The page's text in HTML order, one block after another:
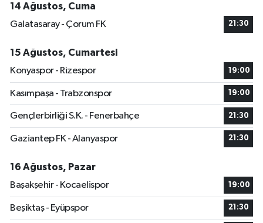
14 Ağustos, Cuma
Galatasaray - Çorum FK
21:30
15 Ağustos, Cumartesi
Konyaspor - Rizespor
19:00
Kasımpaşa - Trabzonspor 19:00
Gençlerbirliği S.K. - Fenerbahçe 21:30
Gaziantep FK - Alanyaspor 21:30
16 Ağustos, Pazar
Başakşehir - Kocaelispor
19:00
Beşiktaş - Eyüpspor 21:30